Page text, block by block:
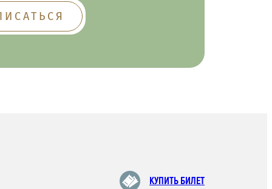
КУПИТЬ БИЛЕТ